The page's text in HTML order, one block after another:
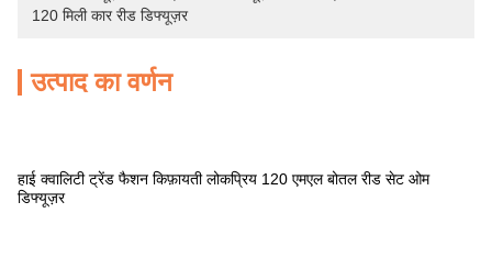
120 मिली कार रीड डिफ्यूज़र
उत्पाद का वर्णन
हाई क्वालिटी ट्रेंड फैशन किफ़ायती लोकप्रिय 120 एमएल बोतल रीड सेट ओम
डिफ्यूज़र